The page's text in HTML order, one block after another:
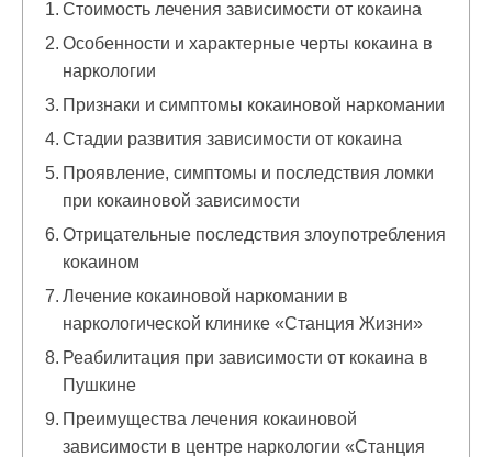
Стоимость лечения зависимости от кокаина
Особенности и характерные черты кокаина в
наркологии
Признаки и симптомы кокаиновой наркомании
Стадии развития зависимости от кокаина
Проявление, симптомы и последствия ломки
при кокаиновой зависимости
Отрицательные последствия злоупотребления
кокаином
Лечение кокаиновой наркомании в
наркологической клинике «Станция Жизни»
Реабилитация при зависимости от кокаина в
Пушкине
Преимущества лечения кокаиновой
зависимости в центре наркологии «Станция